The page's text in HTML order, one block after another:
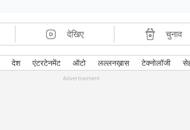
देखिए चुनाव
देश एंटरटेनमेंट ऑटो लल्लनख़ास टेक्नोलॉजी
Advertisement